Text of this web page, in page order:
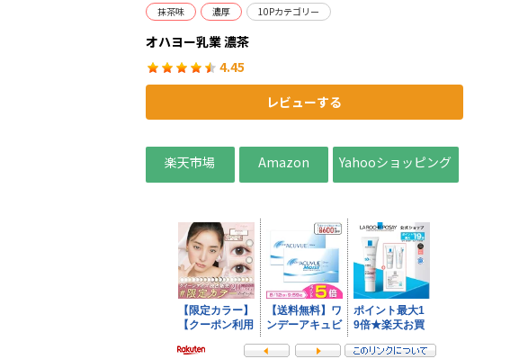
抹茶味 濃厚 10Pカテゴリー
オハヨー乳業 濃茶
4.45
レビューする
楽天市場 Amazon Yahooショッピング